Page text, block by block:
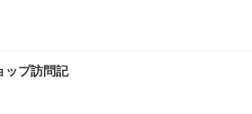
ップ訪問記